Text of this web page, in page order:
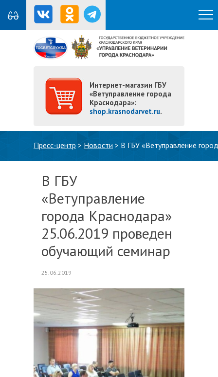
Интернет-магазин ГБУ
«Ветуправление города
Краснодара»:
shop.krasnodarvet.ru.
Пресс-центр > Новости > В ГБУ «Ветуправление
В ГБУ
«Ветуправление
города Краснодара»
25.06.2019 проведен
обучающий семинар
25.06.2019